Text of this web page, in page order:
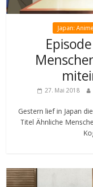
Japan:
27. Mai 2018
Gestern lief in Japan
Titel Ähnliche